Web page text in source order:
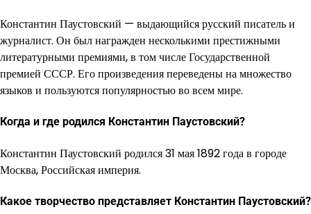
Константин Паустовский — выдающийся русский писатель и
журналист. Он был награжден несколькими престижными
литературными премиями, в том числе Государственной
премией СССР. Его произведения переведены на множество
языков и пользуются популярностью во всем мире.
Когда и где родился Константин Паустовский?
Константин Паустовский родился 31 мая 1892 года в городе
Москва, Российская империя.
Какое творчество представляет Константин Паустовский?